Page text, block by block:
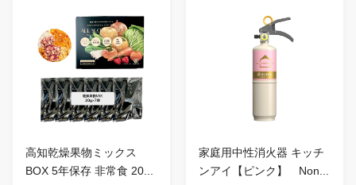
高知乾燥果物ミックス
BOX 5年保存 非常食 20...
家庭用中性消火器 キッチ
ンアイ【ピンク】 Non...